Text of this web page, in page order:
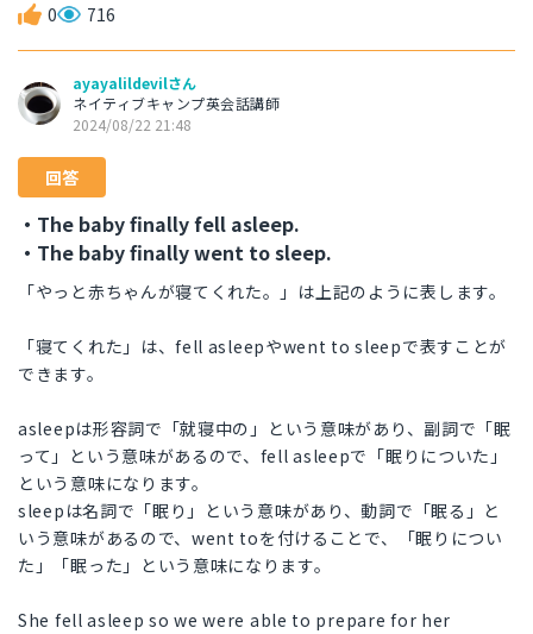
0 716
ayayalildevilさん
ネイティブキャンプ英会話講師
2024/08/22 21:48
回答
・The baby finally fell asleep.
・The baby finally went to sleep.
「やっと赤ちゃんが寝てくれた。」は上記のように表します。
「寝てくれた」は、fell asleepやwent to sleepで表すことが
できます。
asleepは形容詞で「就寝中の」という意味があり、副詞で「眠
って」という意味があるので、fell asleepで「眠りについた」
という意味になります。
sleepは名詞で「眠り」という意味があり、動詞で「眠る」と
いう意味があるので、went toを付けることで、「眠りについ
た」「眠った」という意味になります。
She fell asleep so we were able to prepare for her